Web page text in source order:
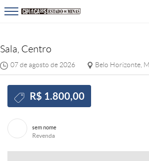
Sala, Centro
07 de agosto de 2026 Belo Horizonte,
R$ 1.800,00
sem nome
Revenda